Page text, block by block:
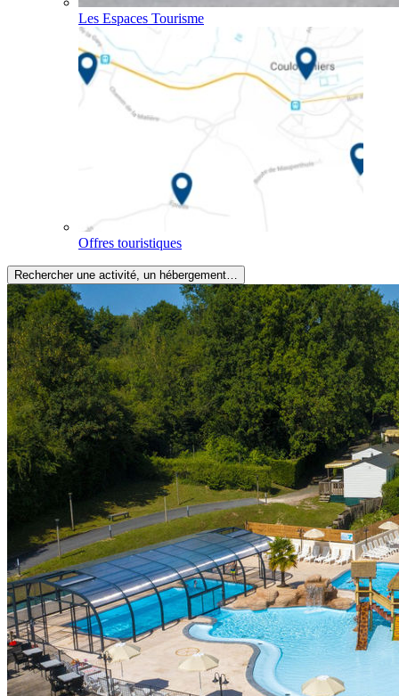
Les Espaces Tourisme
Offres touristiques
Rechercher une activité, un hébergement…